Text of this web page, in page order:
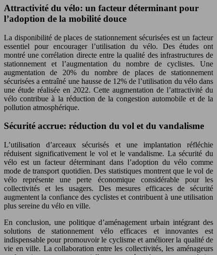
Attractivité du vélo: un facteur déterminant pour
l’adoption de la mobilité douce
La disponibilité de places de stationnement sécurisées est un facteur
essentiel pour encourager l’utilisation du vélo. Des études ont
montré une corrélation directe entre la qualité des infrastructures de
stationnement et l’augmentation du nombre de cyclistes. Une
augmentation de 20% du nombre de places de stationnement
sécurisées a entraîné une hausse de 12% de l’utilisation du vélo dans
une étude réalisée en 2022. Cette augmentation de l’attractivité du
vélo contribue à la réduction de la congestion automobile et de la
pollution atmosphérique.
Sécurité accrue: réduction du vol et du vandalisme
L’utilisation d’arceaux sécurisés et une implantation réfléchie
réduisent significativement le vol et le vandalisme. La sécurité du
vélo est un facteur déterminant dans l’adoption du vélo comme
mode de transport quotidien. Des statistiques montrent que le vol de
vélo représente une perte économique considérable pour les
collectivités et les usagers. Des mesures efficaces de sécurité
augmentent la confiance des cyclistes et contribuent à une utilisation
plus sereine du vélo en ville.
En conclusion, une politique d’aménagement urbain intégrant des
solutions de stationnement vélo efficaces et innovantes est
indispensable pour promouvoir le cyclisme et améliorer la qualité de
vie en ville. La collaboration entre les collectivités, les aménageurs